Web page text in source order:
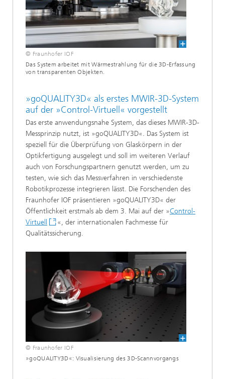
© Fraunhofer IOF
Das System arbeitet mit Wärmestrahlung für die 3D-Erfassung
von transparenten Objekten.
»goQUALITY3D« als erstes MWIR-3D-System
auf der »Control-Virtuell« vorgestellt
Das erste anwendungsnahe System, das dieses MWIR-3D-
Messprinzip nutzt, ist »goQUALITY3D«. Das System ist
speziell für die Überprüfung von Glaskörpern in der
Optikfertigung ausgelegt und soll im weiteren Verlauf
auch von Forschungspartnern genutzt werden, um zu
testen, wie sich das Messverfahren in verschiedenste
Robotikprozesse integrieren lässt. Die Forschenden des
Fraunhofer IOF präsentieren »goQUALITY3D« der
Öffentlichkeit erstmals ab dem 3. Mai auf der »Control-
Virtuell
«, der internationalen Fachmesse für
Qualitätssicherung.
© Fraunhofer IOF
»goQUALITY3D«: Visualisierung des 3D-Scannvorgangs